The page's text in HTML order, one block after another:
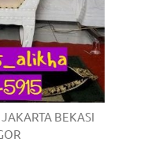
BEKASI